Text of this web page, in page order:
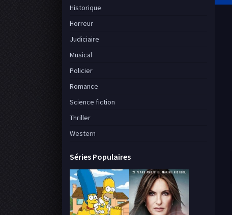
Historique
Horreur
Judiciaire
Musical
Policier
Romance
Science fiction
Thriller
Western
Séries Populaires